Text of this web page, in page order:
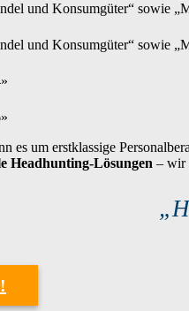
und Konsumgüter“ sowie
und Konsumgüter“ sowie
es um erstklassige
Headhunting-Lösungen – wir
„